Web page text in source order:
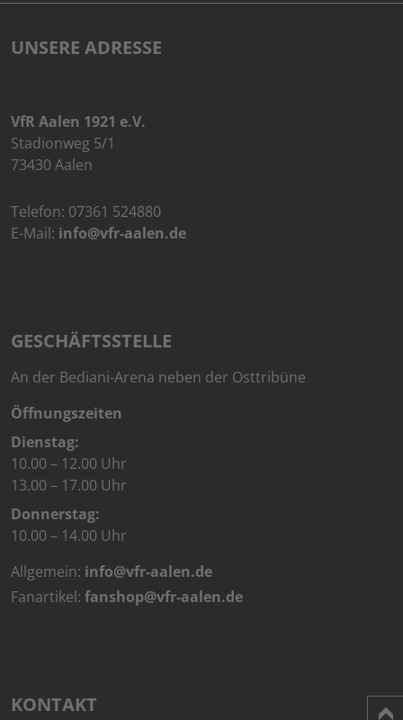
UNSERE ADRESSE
VfR Aalen 1921 e.V.
Stadionweg 5/1
73430 Aalen
Telefon: 07361 524880
E-Mail: info@vfr-aalen.de
GESCHÄFTSSTELLE
An der Bediani-Arena neben der Osttribüne
Öffnungszeiten
Dienstag:
10.00 – 12.00 Uhr
13.00 – 17.00 Uhr
Donnerstag:
10.00 – 14.00 Uhr
Allgemein: info@vfr-aalen.de
Fanartikel: fanshop@vfr-aalen.de
KONTAKT